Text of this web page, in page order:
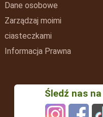
Dane osobowe
Zarządzaj moimi
ciasteczkami
Informacja Prawna
Śledź nas